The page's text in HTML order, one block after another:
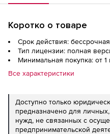
Коротко о товаре
Срок действия:
Тип лицензии: полная
Минимальная покупка: от 1
Все характеристики
Доступно только
предназначено для
нужд, не связанных с
предпринимательской